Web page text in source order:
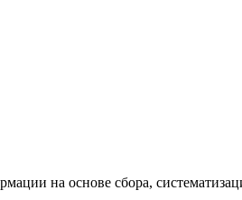
на основе сбора,